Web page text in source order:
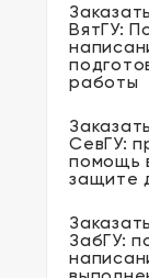
ВятГУ:
работы
СевГУ:
помощь
защите
ЗабГУ: